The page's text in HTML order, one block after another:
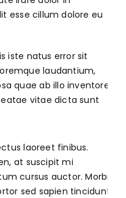
esse cillum dolore eu
iste natus error sit
laudantium,
quae ab illo inventore
vitae dicta sunt
laoreet finibus.
at suscipit mi
cursus auctor. Morbi
sed sapien tincidunt